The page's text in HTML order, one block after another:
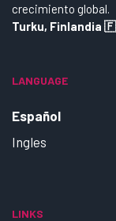
crecimiento global.
Turku, Finlandia
LANGUAGE
Español
Ingles
LINKS